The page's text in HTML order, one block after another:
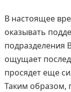
В настоящее
оказывать
подразделения
ощущает
просядет еще
Таким образом,